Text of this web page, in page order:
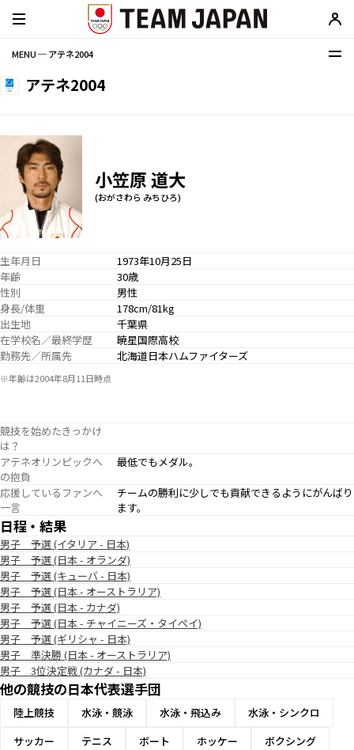
MENU ─ アテネ2004
アテネ2004
小笠原 道大
(おがさわら みちひろ)
生年月日
1973年10月25日
年齢
30歳
性別
男性
身長/体重
178cm/81kg
出生地
千葉県
在学校名／最終学歴
暁星国際高校
勤務先／所属先
北海道日本ハムファイターズ
※年齢は2004年8月11日時点
競技を始めたきっかけ
は？
アテネオリンピックへ
の抱負
最低でもメダル。
応援しているファンへ
一言
チームの勝利に少しでも貢献できるようにがんばり
ます。
日程・結果
男子 予選 (イタリア - 日本)
男子 予選 (日本 - オランダ)
男子 予選 (キューバ - 日本)
男子 予選 (日本 - オーストラリア)
男子 予選 (日本 - カナダ)
男子 予選 (日本 - チャイニーズ・タイペイ)
男子 予選 (ギリシャ - 日本)
男子 準決勝 (日本 - オーストラリア)
男子 3位決定戦 (カナダ - 日本)
他の競技の日本代表選手団
陸上競技 水泳・競泳 水泳・飛込み
水泳・シンクロ
サッカー
テニス ボート ホッケー
ボクシング